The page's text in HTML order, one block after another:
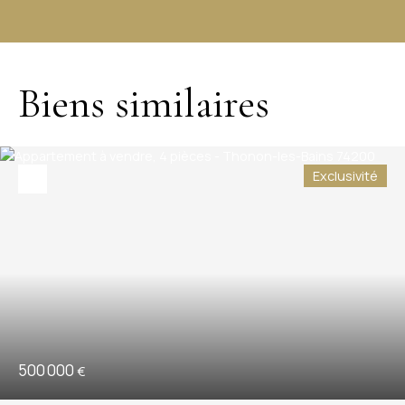
Biens similaires
500 000 €
Exclusivité